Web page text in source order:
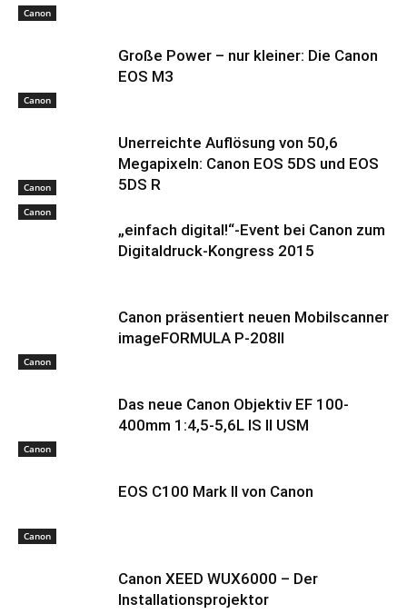
Canon
Canon
Große Power – nur kleiner: Die Canon
EOS M3
Canon
Unerreichte Auflösung von 50,6
Megapixeln: Canon EOS 5DS und EOS
5DS R
Canon
„einfach digital!“-Event bei Canon zum
Digitaldruck-Kongress 2015
Canon
Canon präsentiert neuen Mobilscanner
imageFORMULA P-208II
Canon
Das neue Canon Objektiv EF 100-
400mm 1:4,5-5,6L IS II USM
Canon
EOS C100 Mark II von Canon
Canon XEED WUX6000 – Der
Installationsprojektor